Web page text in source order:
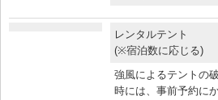
レンタルテント
(※宿泊数に応じる)
強風によるテントの
時には、事前予約に